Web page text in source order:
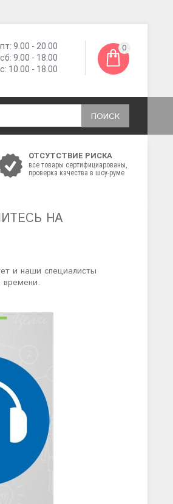
9.00 - 20.00
сб: 9.00 - 18.00
10.00 - 18.00
0
ПОИСК
ОТСУТСТВИЕ РИСКА
все товары сертифициарованы,
проверка качества в шоу-руме
НА
и наши специалисты
времени.